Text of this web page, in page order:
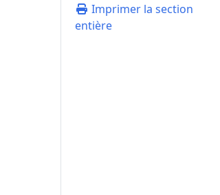
Imprimer la section
entière